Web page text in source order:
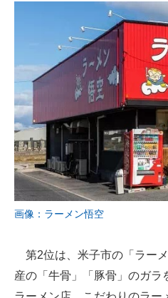
画像：ラーメン悟空
第2位は、米子市の「ラー
産の「牛骨」「豚骨」のガラ